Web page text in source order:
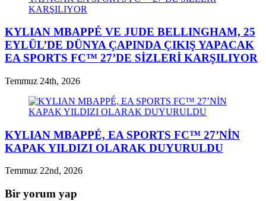
KYLIAN MBAPPÉ VE JUDE BELLINGHAM, 25
EYLÜL’DE DÜNYA ÇAPINDA ÇIKIŞ YAPACAK
EA SPORTS FC™ 27’DE SİZLERİ KARŞILIYOR
Temmuz 24th, 2026
KYLIAN MBAPPÉ, EA SPORTS FC™ 27’NİN
KAPAK YILDIZI OLARAK DUYURULDU
Temmuz 22nd, 2026
Bir yorum yap